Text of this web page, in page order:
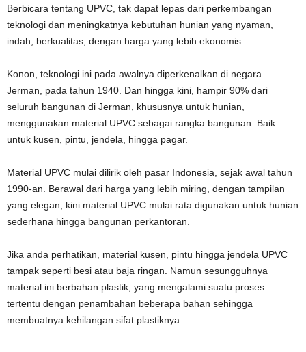
Berbicara tentang UPVC, tak dapat lepas dari perkembangan
teknologi dan meningkatnya kebutuhan hunian yang nyaman,
indah, berkualitas, dengan harga yang lebih ekonomis.
Konon, teknologi ini pada awalnya diperkenalkan di negara
Jerman, pada tahun 1940. Dan hingga kini, hampir 90% dari
seluruh bangunan di Jerman, khususnya untuk hunian,
menggunakan material UPVC sebagai rangka bangunan. Baik
untuk kusen, pintu, jendela, hingga pagar.
Material UPVC mulai dilirik oleh pasar Indonesia, sejak awal tahun
1990-an. Berawal dari harga yang lebih miring, dengan tampilan
yang elegan, kini material UPVC mulai rata digunakan untuk hunian
sederhana hingga bangunan perkantoran.
Jika anda perhatikan, material kusen, pintu hingga jendela UPVC
tampak seperti besi atau baja ringan. Namun sesungguhnya
material ini berbahan plastik, yang mengalami suatu proses
tertentu dengan penambahan beberapa bahan sehingga
membuatnya kehilangan sifat plastiknya.